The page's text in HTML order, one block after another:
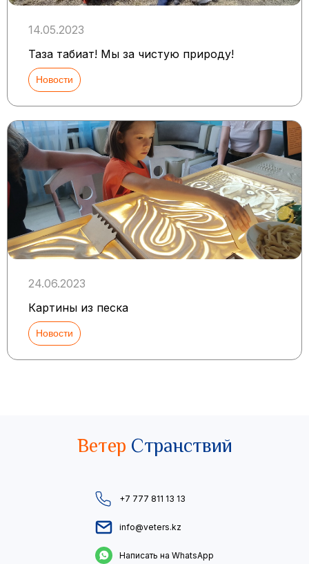
14.05.2023
Таза табиғат! Мы за чистую природу!
Новости
24.06.2023
Картины из песка
Новости
Ветер Странствий
+7 777 811 13 13
info@veters.kz
Написать на WhatsApp